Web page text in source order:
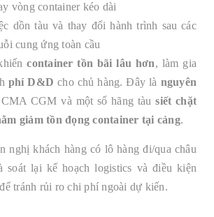
vòng container kéo dài
dồn tàu và thay đổi hành trình sau các
cung ứng toàn cầu
container tồn bãi lâu hơn, làm gia
phí D&D cho chủ hàng. Đây là nguyên
CGM và một số hãng tàusiết chặt
giảm tồn đọng container tại cảng.
nghị khách hàng có lô hàng đi/qua châu
soát lại kế hoạch logistics và điều kiện
tránh rủi ro chi phí ngoài dự kiến.